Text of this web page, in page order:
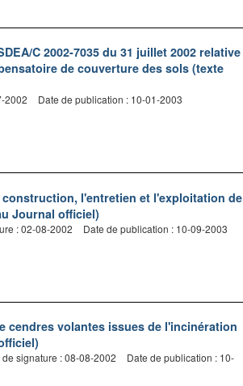
C 2002-7035 du 31 juillet 2002 relative
de couverture des sols (texte
2002 Date de publication : 10-01-2003
l'entretien et l'exploitation de
Journal officiel)
: 02-08-2002 Date de publication : 10-09-2003
cendres volantes issues de l'incinération
de signature : 08-08-2002
Date de publication : 10-